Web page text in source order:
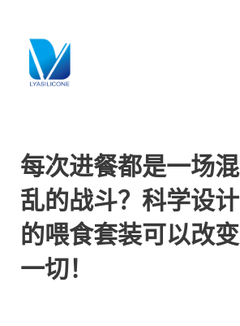
每次进餐都是一场混
乱的战斗？科学设计
的喂食套装可以改变
一切！